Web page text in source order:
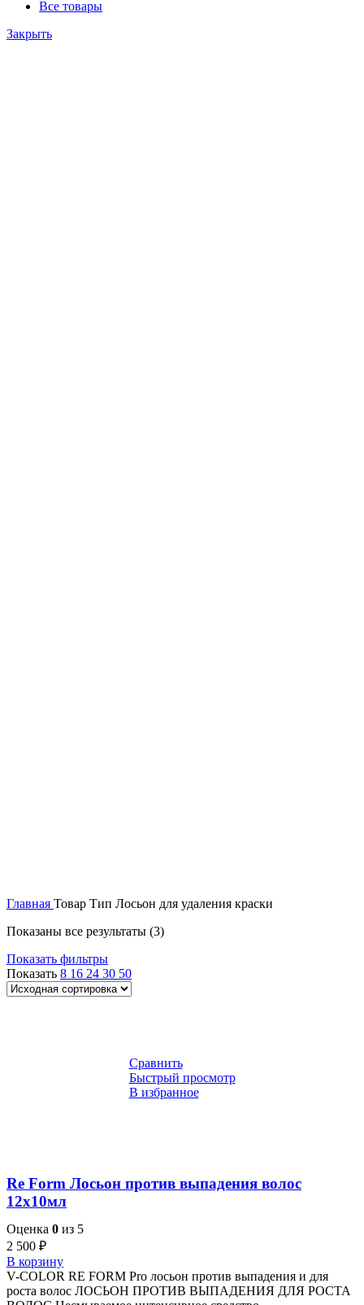
Все товары
Закрыть
Главная Товар Тип Лосьон для удаления краски
Показаны все результаты (3)
Показать фильтры
Показать 8 16 24 30 50
Сравнить
Быстрый просмотр
В избранное
Re Form Лосьон против выпадения волос
12х10мл
Оценка 0 из 5
2 500 ₽
В корзину
V-COLOR RE FORM Pro лосьон против выпадения и для
роста волос ЛОСЬОН ПРОТИВ ВЫПАДЕНИЯ ДЛЯ РОСТА